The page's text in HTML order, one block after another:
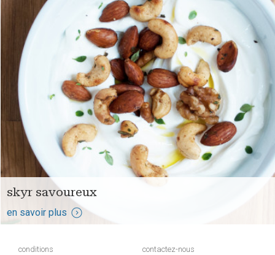
skyr savoureux
en savoir plus
conditions contactez-nous